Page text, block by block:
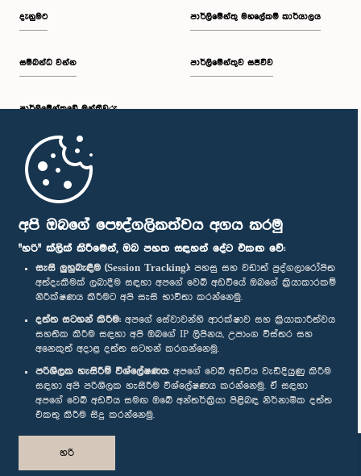
අපි ඔබගේ පෞද්ගලිකත්වය අගය කරමු
"හරි" ක්ලික් කිරීමෙන්, ඔබ පහත සඳහන් දේට එකඟ වේ:
සැසි ලුහුබැඳීම (Session Tracking): පහසු සහ වඩාත් පුද්ගලාරෝපිත
අත්දැකීමක් ලබාදීම සඳහා අපගේ වෙබ් අඩවියේ ඔබගේ ක්‍රියාකාරකම්
නිරීක්ෂණය කිරීමට අපි සැසි භාවිතා කරන්නෙමු.
දත්ත සටහන් කිරීම: අපගේ සේවාවන්හි ආරක්ෂාව සහ ක්‍රියාකාරීත්වය
සහතික කිරීම සඳහා අපි ඔබගේ IP ලිපිනය, උපාංග විස්තර සහ
අනෙකුත් අදාළ දත්ත සටහන් කරගන්නෙමු.
පරිශීලක හැසිරීම් විශ්ලේෂණය: අපගේ වෙබ් අඩවිය වැඩිදියුණු කිරීම
සඳහා අපි පරිශීලක හැසිරීම විශ්ලේෂණය කරන්නෙමු. ඒ සඳහා
අපගේ වෙබ් අඩවිය සමඟ ඔබේ අන්තර්ක්‍රියා පිළිබඳ නිර්නාමික දත්ත
එකතු කිරීම සිදු කරන්නෙමු.
හරි
දැනුමට
සම්බන්ධ වන්න
පාර්ලි‌මේන්තුවේ මන්ත්‍රීවරු
මුල් පිටුව
පාර්ලිමේන්තු මහලේකම් කාර්යාලය
පාර්ලිමේන්තුව සජීවීව
පාර්ලිමේන්තු ජංගම යෙදුම
අප හා සම්බන්ධ වී සිටින්න :
සම්මාන
පෞද්ගලිකත්ව ප්‍රතිපත්තිය